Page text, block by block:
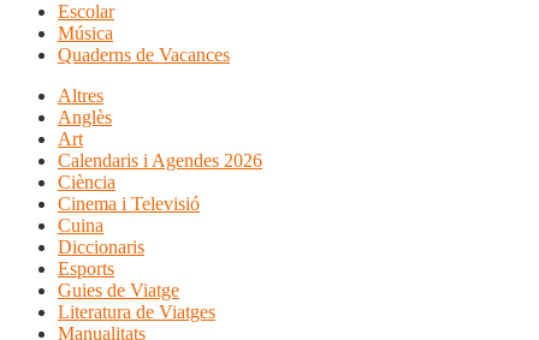
Escolar
Música
Quaderns de Vacances
Altres
Anglès
Art
Calendaris i Agendes 2026
Ciència
Cinema i Televisió
Cuina
Diccionaris
Esports
Guies de Viatge
Literatura de Viatges
Manualitats